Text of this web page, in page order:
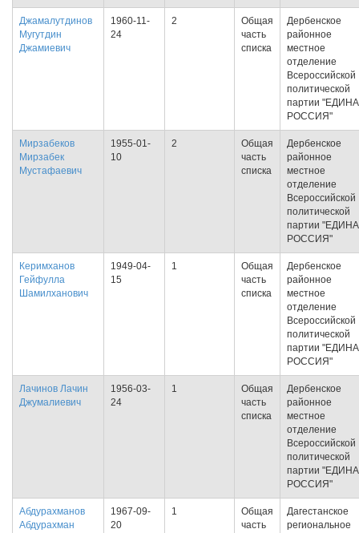
Джамалутдинов
Мугутдин
Джамиевич
1960-11-
24
2
Общая
часть
списка
Дербенское
районное
местное
отделение
Всероссийской
политической
партии
РОССИЯ"
Мирзабеков
Мирзабек
Мустафаевич
1955-01-
10
2
Общая
часть
списка
Дербенское
районное
местное
отделение
Всероссийской
политической
партии
РОССИЯ"
Керимханов
Гейфулла
Шамилханович
1949-04-
15
1
Общая
часть
списка
Дербенское
районное
местное
отделение
Всероссийской
политической
партии
РОССИЯ"
Лачинов Лачин
Джумалиевич
1956-03-
24
1
Общая
часть
списка
Дербенское
районное
местное
отделение
Всероссийской
политической
партии
РОССИЯ"
Абдурахманов
Абдурахман
1967-09-
20
1
Общая
часть
Дагестанское
региональное